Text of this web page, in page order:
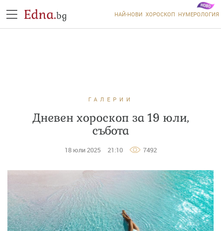
Edna.bg НАЙ-НОВИ ХОРОСКОП НУМЕРОЛОГИЯ
ГАЛЕРИИ
Дневен хороскоп за 19 юли,
събота
18 юли 2025 21:10 7492